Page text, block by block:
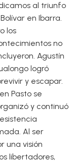
al triunfo
en Ibarra.
los
no
Agustín
logró
y escapar.
Pasto se
y continuó
Al ser
una visión
libertadores,